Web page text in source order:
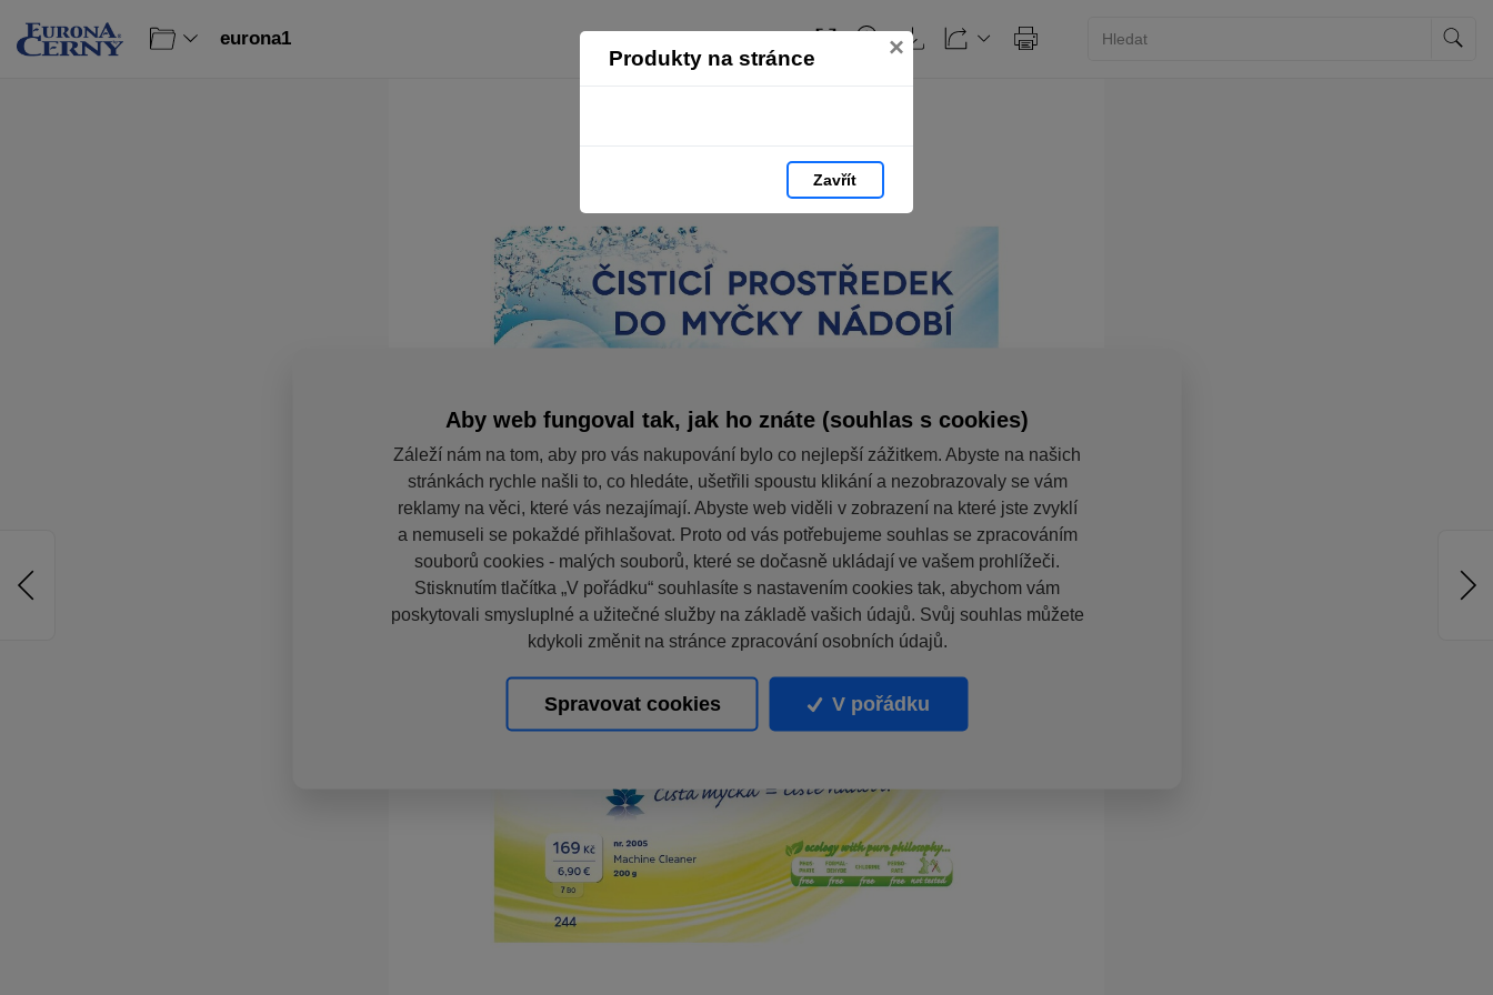
Produkty na stránce ×
Zavřít
eurona1
Aby web fungoval tak, jak ho znáte (souhlas s cookies)
Záleží nám na tom, aby pro vás nakupování bylo co nejlepší zážitkem. Abyste na našich
stránkách rychle našli to, co hledáte, ušetřili spoustu klikání a nezobrazovaly se vám
reklamy na věci, které vás nezajímají. Abyste web viděli v zobrazení na které jste zvyklí
a nemuseli se pokaždé přihlašovat. Proto od vás potřebujeme souhlas se zpracováním
souborů cookies - malých souborů, které se dočasně ukládají ve vašem prohlížeči.
Stisknutím tlačítka „V pořádku“ souhlasíte s nastavením cookies tak, abychom vám
poskytovali smysluplné a užitečné služby na základě vašich údajů. Svůj souhlas můžete
kdykoli změnit na stránce zpracování osobních údajů.
Spravovat cookies V pořádku